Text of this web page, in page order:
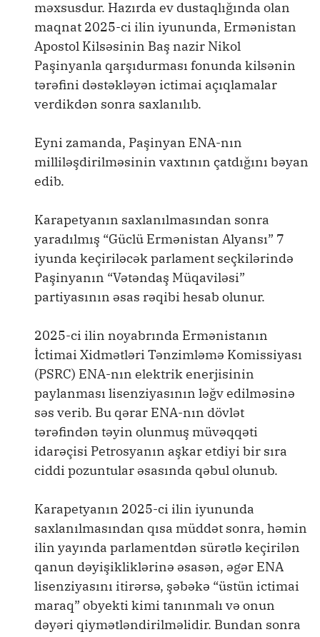
məxsusdur. Hazırda ev dustaqlığında olan
maqnat 2025-ci ilin iyununda, Ermənistan
Apostol Kilsəsinin Baş nazir Nikol
Paşinyanla qarşıdurması fonunda kilsənin
tərəfini dəstəkləyən ictimai açıqlamalar
verdikdən sonra saxlanılıb.
Eyni zamanda, Paşinyan ENA-nın
milliləşdirilməsinin vaxtının çatdığını bəyan
edib.
Karapetyanın saxlanılmasından sonra
yaradılmış “Güclü Ermənistan Alyansı” 7
iyunda keçiriləcək parlament seçkilərində
Paşinyanın “Vətəndaş Müqaviləsi”
partiyasının əsas rəqibi hesab olunur.
2025-ci ilin noyabrında Ermənistanın
İctimai Xidmətləri Tənzimləmə Komissiyası
(PSRC) ENA-nın elektrik enerjisinin
paylanması lisenziyasının ləğv edilməsinə
səs verib. Bu qərar ENA-nın dövlət
tərəfindən təyin olunmuş müvəqqəti
idarəçisi Petrosyanın aşkar etdiyi bir sıra
ciddi pozuntular əsasında qəbul olunub.
Karapetyanın 2025-ci ilin iyununda
saxlanılmasından qısa müddət sonra, həmin
ilin yayında parlamentdən sürətlə keçirilən
qanun dəyişikliklərinə əsasən, əgər ENA
lisenziyasını itirərsə, şəbəkə “üstün ictimai
maraq” obyekti kimi tanınmalı və onun
dəyəri qiymətləndirilməlidir. Bundan sonra